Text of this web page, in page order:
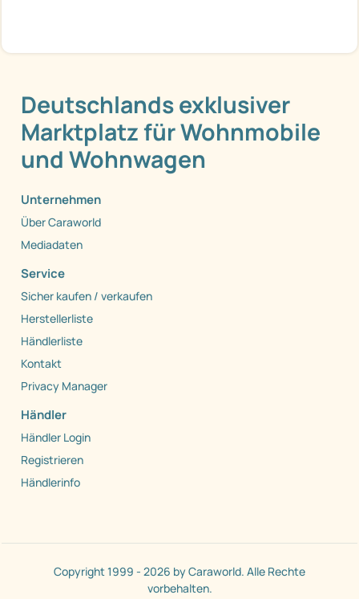
Deutschlands exklusiver
Marktplatz für Wohnmobile
und Wohnwagen
Unternehmen
Über Caraworld
Mediadaten
Service
Sicher kaufen / verkaufen
Herstellerliste
Händlerliste
Kontakt
Privacy Manager
Händler
Händler Login
Registrieren
Händlerinfo
Copyright 1999 - 2026 by Caraworld. Alle Rechte
vorbehalten.